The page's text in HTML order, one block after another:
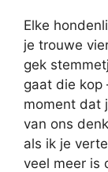
Elke
je trouwe
gek
gaat die kop
moment dat
van ons
als ik je
veel meer is